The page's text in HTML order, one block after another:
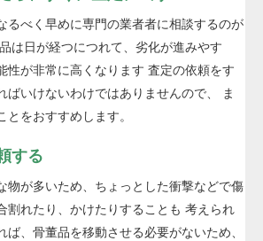
るべく早めに専門の業者者に相談するのが
は日が経つにつれて、劣化が進みやす
性が非常に高くなります 査定の依頼をす
ばいけないわけではありませんので、 ま
をおすすめします。
する
物が多いため、ちょっとした衝撃などで傷
割れたり、かけたりすることも 考えられ
ば、骨董品を移動させる必要がないため、